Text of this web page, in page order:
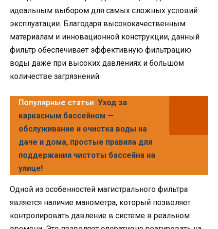
идеальным выбором для самых сложных условий
эксплуатации. Благодаря высококачественным
материалам и инновационной конструкции, данный
фильтр обеспечивает эффективную фильтрацию
воды даже при высоких давлениях и большом
количестве загрязнений.
Популярные статьи Уход за
каркасным бассейном —
обслуживание и очистка воды на
даче и дома, простые правила для
поддержания чистоты бассейна на
улице!
Одной из особенностей магистрального фильтра
является наличие манометра, который позволяет
контролировать давление в системе в реальном